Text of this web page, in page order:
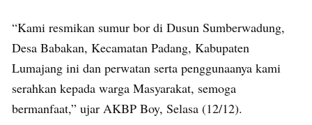
“Kami resmikan sumur bor di Dusun Sumberwadung,
Desa Babakan, Kecamatan Padang, Kabupaten
Lumajang ini dan perwatan serta penggunaanya kami
serahkan kepada warga Masyarakat, semoga
bermanfaat,” ujar AKBP Boy, Selasa (12/12).